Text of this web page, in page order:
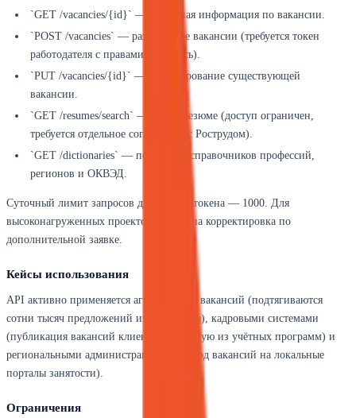
`GET /vacancies/{id}` — детальная информация по вакансии.
`POST /vacancies` — размещение вакансии (требуется токен
работодателя с правами на запись).
`PUT /vacancies/{id}` — редактирование существующей
вакансии.
`GET /resumes/search` — поиск резюме (доступ ограничен,
требуется отдельное соглашение с Рострудом).
`GET /dictionaries` — получение справочников профессий,
регионов и ОКВЭД.
Суточный лимит запросов для одного токена — 1000. Для
высоконагруженных проектов возможна корректировка по
дополнительной заявке.
Кейсы использования
API активно применяется агрегаторами вакансий (подтягиваются
сотни тысяч предложений из госсектора), кадровыми системами
(публикация вакансий клиентов напрямую из учётных программ) и
региональными администрациями (вывод вакансий на локальные
порталы занятости).
Ограничения